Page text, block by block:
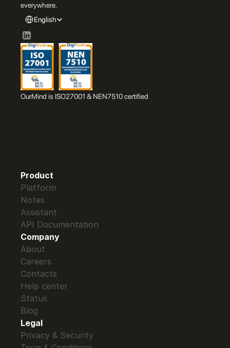
everywhere.
English
OurMind is ISO27001 & NEN7510 certified
Product
Platform
Notes
Assistant
API Documentation
Company
About
Careers
Contacts
Help center
Status
Blog
Legal
Privacy & Security